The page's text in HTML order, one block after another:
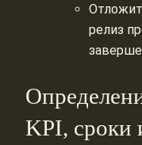
релиз
KPI, сроки